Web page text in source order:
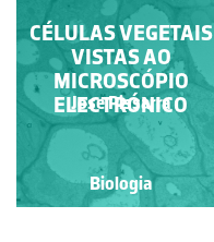
CÉLULAS VEGETAIS
VISTAS AO
MICROSCÓPIO
ELECTRÓNICO
Jose Pissarra
Biologia